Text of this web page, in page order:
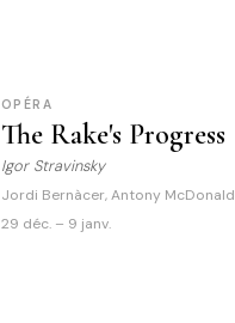
OPÉRA
The Rake's Progress
Igor Stravinsky
Jordi Bernàcer, Antony McDonald
29 déc. – 9 janv.